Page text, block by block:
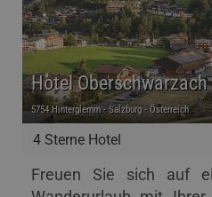
4 Sterne Hotel
Hotel Oberschwarzach
5754 Hinterglemm - Salzburg - Österreich
Freuen Sie sich auf